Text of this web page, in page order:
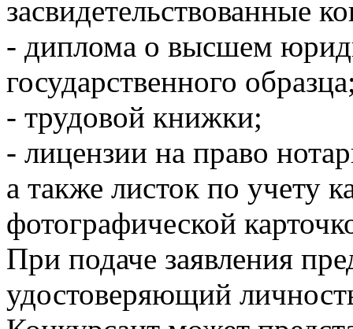
засвидетельствованные
- диплома о высшем
государственного
- трудовой книжки;
- лицензии на право
а также листок по учету
фотографической
При подаче заявления
удостоверяющий